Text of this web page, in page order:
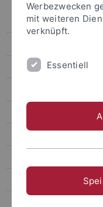
Ehemalige
Edwin Hennig
Werbezwecken
mit weiteren
verknüpft.
Essentiell